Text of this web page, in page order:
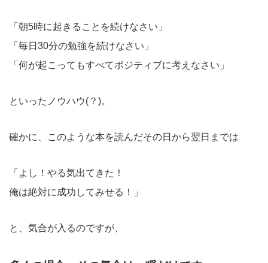
「朝5時に起きることを続けなさい」
「毎日30分の勉強を続けなさい」
「何が起こってもすべてポジティブに考えなさい」
といったノウハウ(？)。
確かに、このような本を読んだその日から翌日までは
「よし！やる気出てきた！
俺は絶対に成功してみせる！」
と、気合が入るのですが、